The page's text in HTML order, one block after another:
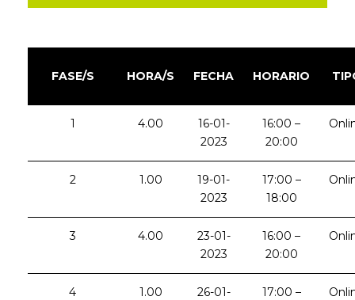
FASE/S HORA/S FECHA HORARIO
1 4.00
16-01-
2023
16:00 –
20:00
2 1.00
19-01-
2023
17:00 –
18:00
3 4.00
23-01-
2023
16:00 –
20:00
4 1.00
26-01-
17:00 –